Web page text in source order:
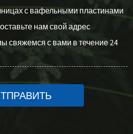
с вафельными пластинами
нам свой адрес
свяжемся с вами в течение 24